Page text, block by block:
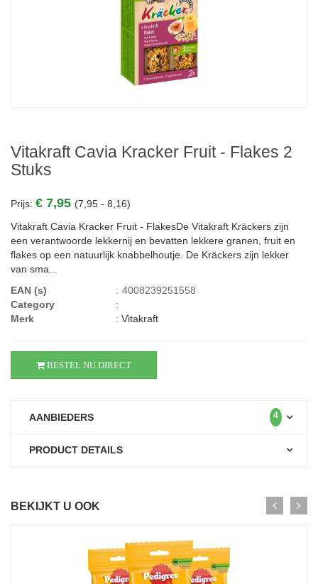
Vitakraft Cavia Kracker Fruit - Flakes 2
Stuks
Prijs: € 7,95 (7,95 - 8,16)
Vitakraft Cavia Kracker Fruit - FlakesDe Vitakraft Kräckers zijn
een verantwoorde lekkernij en bevatten lekkere granen, fruit en
flakes op een natuurlijk knabbelhoutje. De Kräckers zijn lekker
van sma...
EAN (s)
: 4008239251558
Category
:
Merk
: Vitakraft
BESTEL NU DIRECT
AANBIEDERS 4
PRODUCT DETAILS
BEKIJKT U OOK